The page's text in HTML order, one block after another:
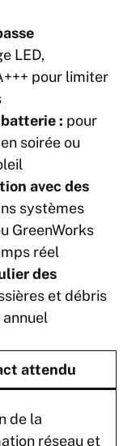
LED,
pour limiter
: pour
soirée ou
avec des
systèmes
GreenWorks
réel
des
et débris
attendu
de la
réseau et